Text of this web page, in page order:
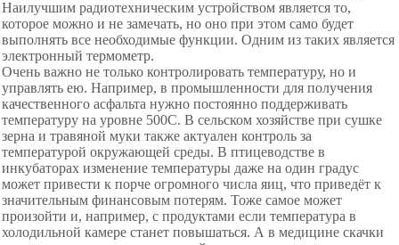
Наилучшим радиотехническим устройством является то,
которое можно и не замечать, но оно при этом само будет
выполнять все необходимые функции. Одним из таких является
электронный термометр.
Очень важно не только контролировать температуру, но и
управлять ею. Например, в промышленности для получения
качественного асфальта нужно постоянно поддерживать
температуру на уровне 500С. В сельском хозяйстве при сушке
зерна и травяной муки также актуален контроль за
температурой окружающей среды. В птицеводстве в
инкубаторах изменение температуры даже на один градус
может привести к порче огромного числа яиц, что приведёт к
значительным финансовым потерям. Тоже самое может
произойти и, например, с продуктами если температура в
холодильной камере станет повышаться. А в медицине скачки